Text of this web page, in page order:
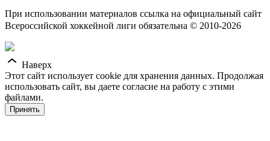
При использовании материалов ссылка на официальный сайт
Всероссийской хоккейной лиги обязательна © 2010-2026
Наверх
Этот сайт использует cookie для хранения данных. Продолжая
использовать сайт, вы даете согласие на работу с этими
файлами.
Принять